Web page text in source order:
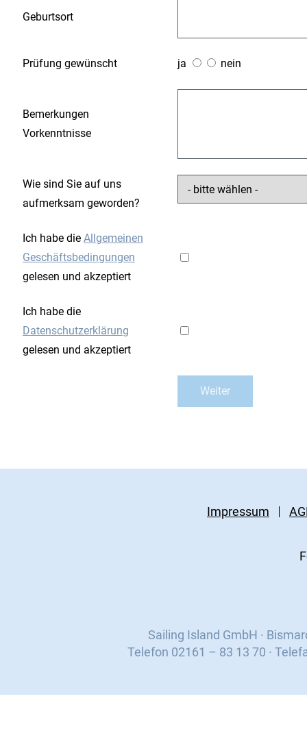
Geburtsort
Prüfung gewünscht ja nein
Bemerkungen
Vorkenntnisse
Wie sind Sie auf uns
aufmerksam geworden?
Ich habe die Allgemeinen
Geschäftsbedingungen
gelesen und akzeptiert
Ich habe die
Datenschutzerklärung
gelesen und akzeptiert
Impressum
Sailing Island GmbH ·
Telefon 02161 – 83 13 70 ·